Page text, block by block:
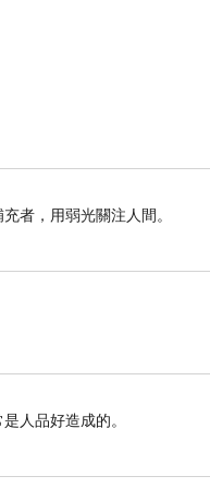
者，用弱光關注人間。
人品好造成的。